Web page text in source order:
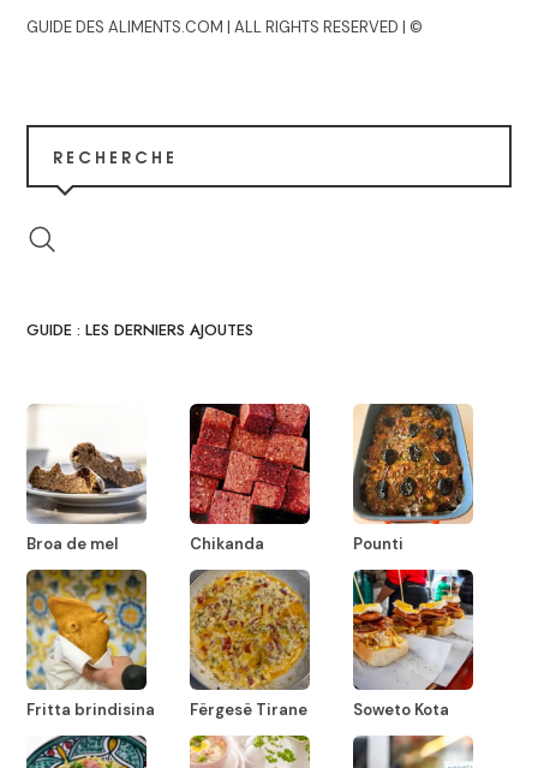
GUIDE DES ALIMENTS.COM | ALL RIGHTS RESERVED | ©
RECHERCHE
GUIDE : LES DERNIERS AJOUTES
Broa de mel Chikanda Pounti
Fritta brindisina Fërgesë Tirane Soweto Kota